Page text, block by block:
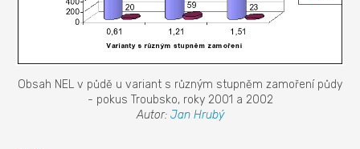
Obsah NEL v půdě u variant s různým stupněm zamoření půdy
- pokus Troubsko, roky 2001 a 2002
Autor: Jan Hrubý